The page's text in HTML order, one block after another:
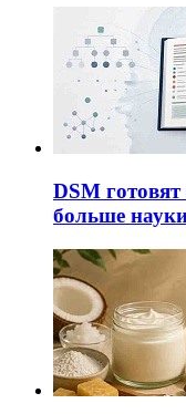
DSM
больше